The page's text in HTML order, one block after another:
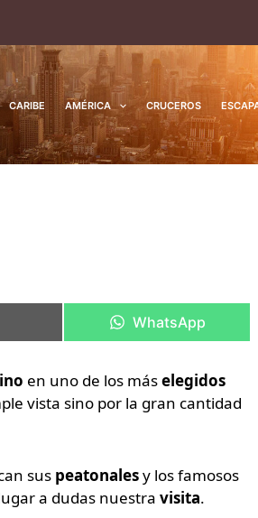
CARIBE AMÉRICA CRUCEROS
en
WhatsApp
en uno de los máselegidos
vista sino por la gran cantidad
sus peatonalesy los famosos
a dudas nuestra visita.
en